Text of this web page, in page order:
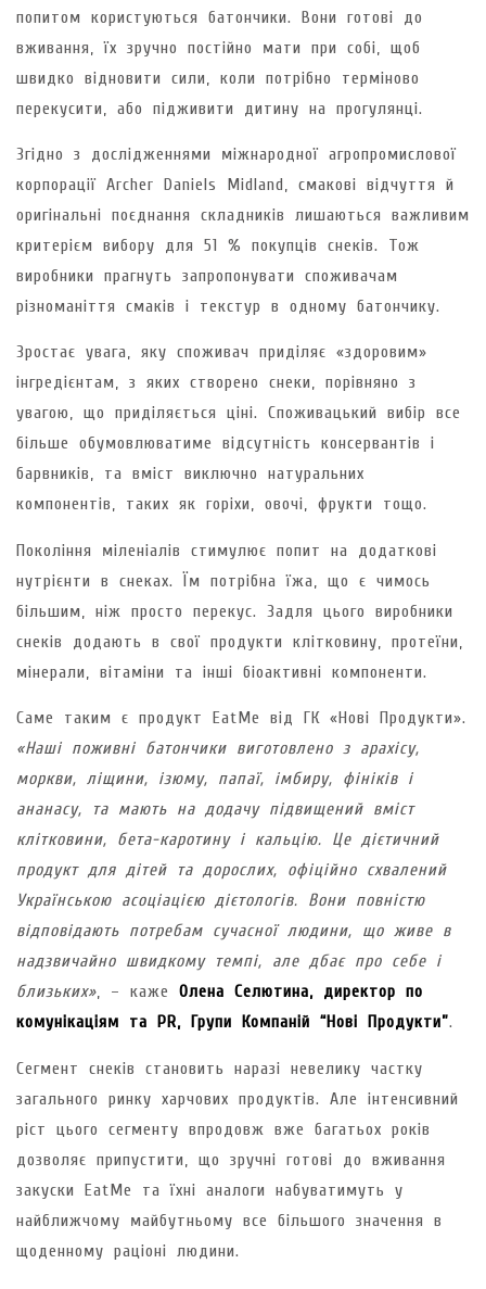
попитом користуються батончики. Вони готові до
вживання, їх зручно постійно мати при собі, щоб
швидко відновити сили, коли потрібно терміново
перекусити, або підживити дитину на прогулянці.
Згідно з дослідженнями міжнародної агропромислової
корпорації Archer Daniels Midland, смакові відчуття й
оригінальні поєднання складників лишаються важливим
критерієм вибору для 51 % покупців снеків. Тож
виробники прагнуть запропонувати споживачам
різноманіття смаків і текстур в одному батончику.
Зростає увага, яку споживач приділяє «здоровим»
інгредієнтам, з яких створено снеки, порівняно з
увагою, що приділяється ціні. Споживацький вибір все
більше обумовлюватиме відсутність консервантів і
барвників, та вміст виключно натуральних
компонентів, таких як горіхи, овочі, фрукти тощо.
Покоління міленіалів стимулює попит на додаткові
нутрієнти в снеках. Їм потрібна їжа, що є чимось
більшим, ніж просто перекус. Задля цього виробники
снеків додають в свої продукти клітковину, протеїни,
мінерали, вітаміни та інші біоактивні компоненти.
Саме таким є продукт EatMe від ГК «Нові Продукти».
«Наші поживні батончики виготовлено з арахісу,
моркви, ліщини, ізюму, папаї, імбиру, фініків і
ананасу, та мають на додачу підвищений вміст
клітковини, бета-каротину і кальцію. Це дієтичний
продукт для дітей та дорослих, офіційно схвалений
Українською асоціацією дієтологів. Вони повністю
відповідають потребам сучасної людини, що живе в
надзвичайно швидкому темпі, але дбає про себе і
близьких», – каже Олена Селютина, директор по
комунікаціям та PR, Групи Компаній “Нові Продукти”.
Сегмент снеків становить наразі невелику частку
загального ринку харчових продуктів. Але інтенсивний
ріст цього сегменту впродовж вже багатьох років
дозволяє припустити, що зручні готові до вживання
закуски EatMe та їхні аналоги набуватимуть у
найближчому майбутньому все більшого значення в
щоденному раціоні людини.